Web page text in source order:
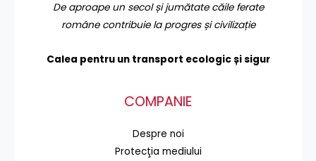
De aproape un secol și jumătate căile ferate
române contribuie la progres și civilizație
Calea pentru un transport ecologic și sigur
COMPANIE
Despre noi
Protecţia mediului